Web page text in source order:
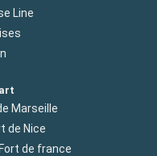
Line
Marseille
de Nice
de france